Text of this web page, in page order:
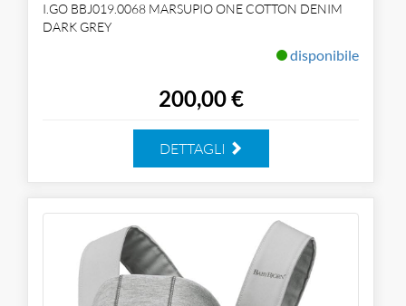
I.GO BBJ019.0068 MARSUPIO ONE COTTON DENIM
DARK GREY
disponibile
200,00 €
DETTAGLI